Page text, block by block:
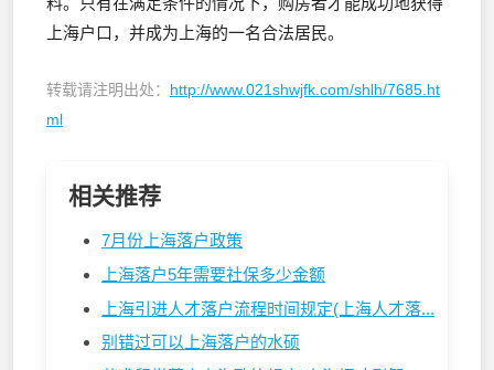
上海户口，并成为上海的一名合法居民。
转载请注明出处： http://www.021shwjfk.com/shlh/7685.ht
ml
相关推荐
7月份上海落户政策
上海落户5年需要社保多少金额
上海引进人才落户流程时间规定(上海人才落...
别错过可以上海落户的水硕